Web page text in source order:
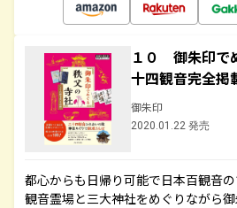
１０ 御朱印で
十四観音完全
御朱印
2020.01.22 発売
都心からも日帰り可能で日本百観音
観音霊場と三大神社をめぐりながら御